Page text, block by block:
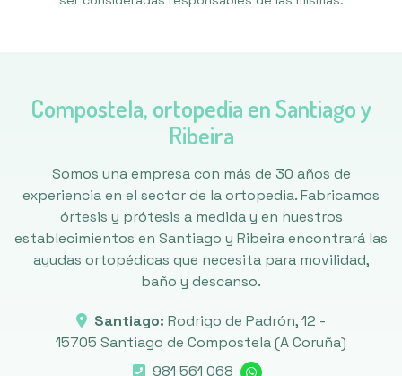
Compostela, ortopedia en Santiago y
Ribeira
Somos una empresa con más de 30 años de
experiencia en el sector de la ortopedia. Fabricamos
órtesis y prótesis a medida y en nuestros
establecimientos en Santiago y Ribeira encontrará las
ayudas ortopédicas que necesita para movilidad,
baño y descanso.
Santiago: Rodrigo de Padrón, 12 -
15705 Santiago de Compostela(A Coruña)
981 561 068